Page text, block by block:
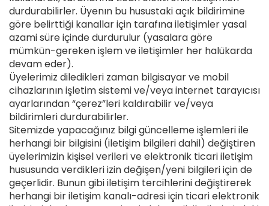
durdurabilirler. Üyenın bu husustaki açık bildirimine
göre belirttiği kanallar için tarafına iletişimler yasal
azami süre içinde durdurulur (yasalara göre
mümkün-gereken işlem ve iletişimler her halükarda
devam eder).
Üyelerimiz diledikleri zaman bilgisayar ve mobil
cihazlarının işletim sistemi ve/veya internet tarayıcısı
ayarlarından “çerez”leri kaldırabilir ve/veya
bildirimleri durdurabilirler.
Sitemizde yapacağınız bilgi güncelleme işlemleri ile
herhangi bir bilgisini (iletişim bilgileri dahil) değiştiren
üyelerimizin kişisel verileri ve elektronik ticari iletişim
hususunda verdikleri izin değişen/yeni bilgileri için de
geçerlidir. Bunun gibi iletişim tercihlerini değiştirerek
herhangi bir iletişim kanalı-adresi için ticari elektronik